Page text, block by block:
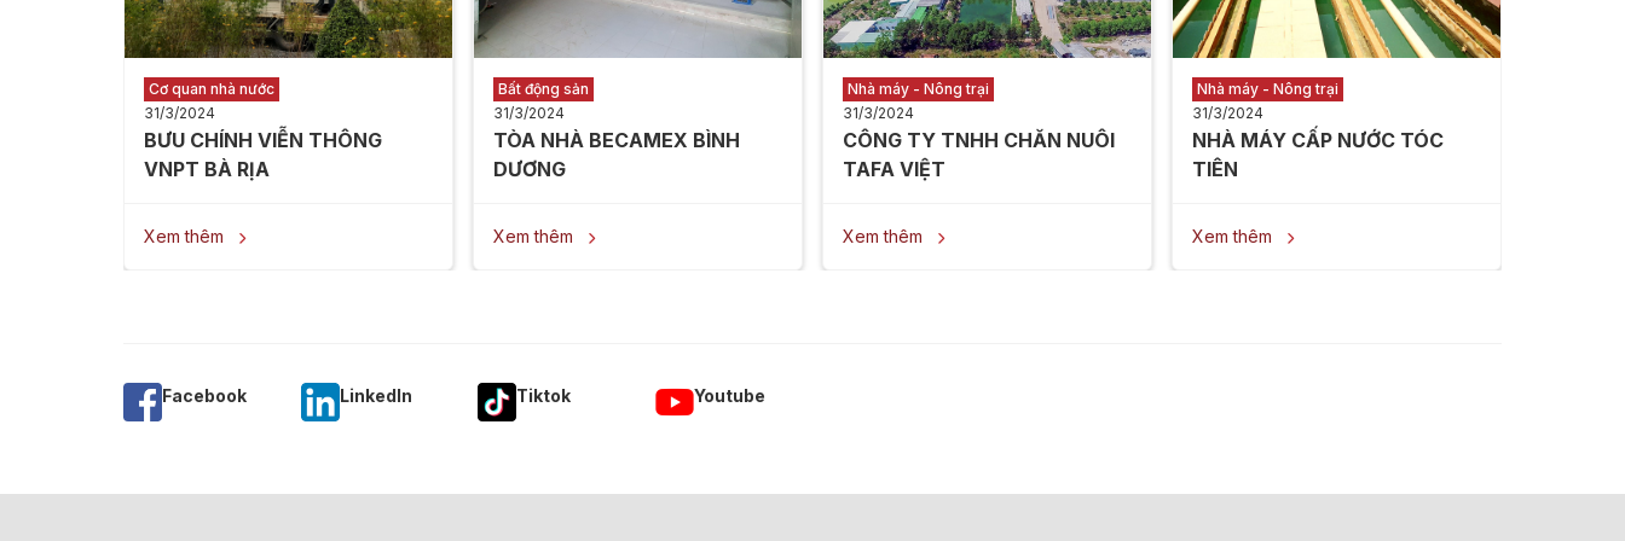
Cơ quan nhà nước
31/3/2024
BƯU CHÍNH VIỄN THÔNG
VNPT BÀ RỊA
Xem thêm 
Bất động sản
31/3/2024
TÒA NHÀ BECAMEX BÌNH
DƯƠNG
Xem thêm 
Nhà máy - Nông trại
31/3/2024
CÔNG TY TNHH CHĂN NUÔI
TAFA VIỆT
Xem thêm 
Nhà máy - Nông trại
31/3/2024
NHÀ MÁY CẤP NƯỚC TÓC
TIÊN ​
Xem thêm 
Facebook Linkedln Tiktok Youtube